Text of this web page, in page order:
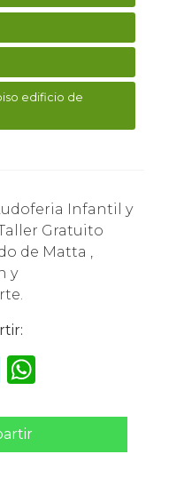
edificio de
Gratuito
de Matta ,
y
T
it
te
W
a
ts